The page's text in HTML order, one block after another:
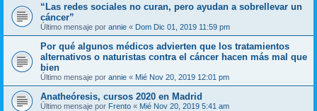
“Las redes sociales no curan, pero ayudan a sobrellevar un
cáncer”
Último mensaje por annie « Dom Dic 01, 2019 11:59 pm
Por qué algunos médicos advierten que los tratamientos
alternativos o naturistas contra el cáncer hacen más mal que
bien
Último mensaje por annie « Mié Nov 20, 2019 12:01 pm
Anatheóresis, cursos 2020 en Madrid
Último mensaje por Frento « Mié Nov 20, 2019 5:41 am